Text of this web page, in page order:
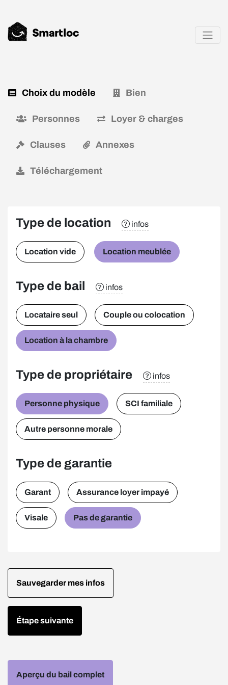
Choix du modèle Bien
Personnes Loyer & charges
Clauses Annexes
Téléchargement
Type de location infos
Location vide Location meublée
Type de bail infos
Locataire seul Couple ou colocation
Location à la chambre
Type de propriétaire infos
Personne physique SCI familiale
Autre personne morale
Type de garantie
Garant Assurance loyer impayé
Visale Pas de garantie
Sauvegarder mes infos
Étape suivante
Aperçu du bail complet